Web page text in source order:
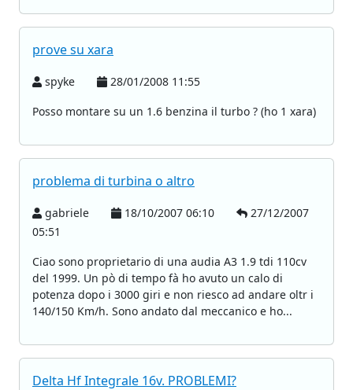
prove su xara
spyke
28/01/2008 11:55
Posso montare su un 1.6 benzina il turbo ? (ho 1 xara)
problema di turbina o altro
gabriele 18/10/2007 06:10
27/12/2007
05:51
Ciao sono proprietario di una audia A3 1.9 tdi 110cv
del 1999. Un pò di tempo fà ho avuto un calo di
potenza dopo i 3000 giri e non riesco ad andare oltr i
140/150 Km/h. Sono andato dal meccanico e ho...
Delta Hf Integrale 16v. PROBLEMI?